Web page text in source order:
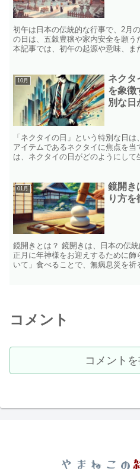
初午は日本の伝統的な行事で、2月
の日は、五穀豊穣や家内安全を願う
本記事では、初午の起源や意味、
10月
ネクタ
を象徴
別な日
「ネクタイの日」という特別な日
アイテムであるネクタイに焦点を
は、ネクタイの日がどのようにし
01月
鏡開き
り方を
鏡開きとは？ 鏡開きは、日本の伝
正月に年神様をお迎えするために飾
いて」食べることで、無病息災を
コメント
コメント